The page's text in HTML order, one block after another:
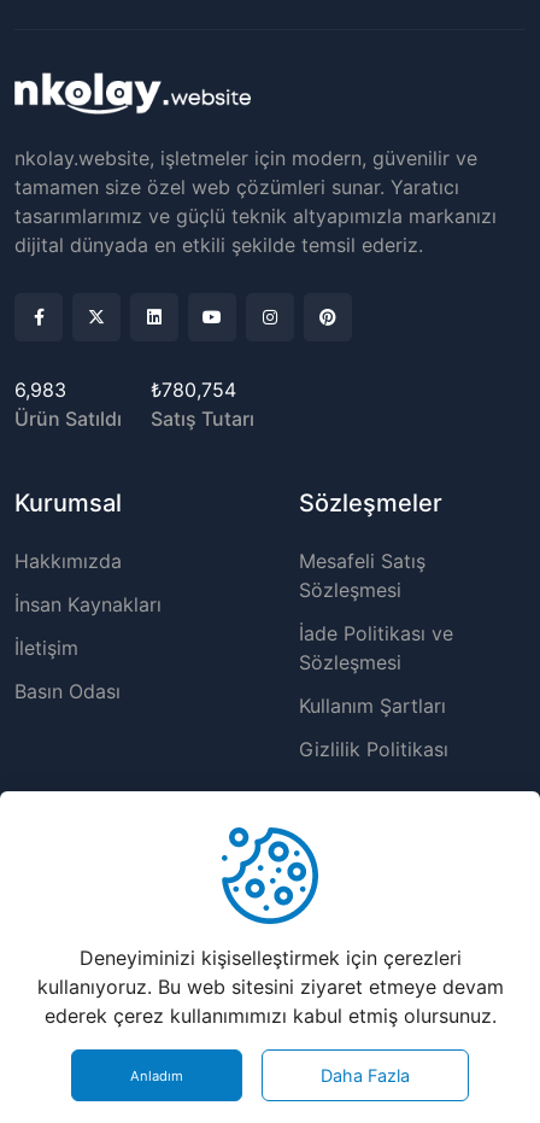
nkolay.website, işletmeler için modern, güvenilir ve
tamamen size özel web çözümleri sunar. Yaratıcı
tasarımlarımız ve güçlü teknik altyapımızla markanızı
dijital dünyada en etkili şekilde temsil ederiz.
6,983
Ürün Satıldı
₺780,754
Satış Tutarı
Kurumsal
Hakkımızda
İnsan Kaynakları
İletişim
Basın Odası
Sözleşmeler
Mesafeli Satış
Sözleşmesi
İade Politikası ve
Sözleşmesi
Kullanım Şartları
Gizlilik Politikası
Sıkça Sorulan Sorular
Bayilik Sistemi
2026nkolay.website | En Kolay Web Sitesi Çözümleri - Tüm
Hakları Saklıdır..
Deneyiminizi kişiselleştirmek için çerezleri
kullanıyoruz. Bu web sitesini ziyaret etmeye devam
ederek çerez kullanımımızı kabul etmiş olursunuz.
Anladım Daha Fazla